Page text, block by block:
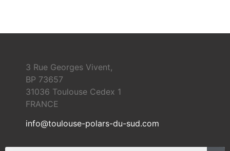
3 Rue Georges Vivent,
BP 73657
31036 Toulouse Cedex 1
FRANCE
info@toulouse-polars-du-sud.com